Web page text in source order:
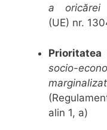
a oricărei
(UE) nr.
socio-
alin 1, a)